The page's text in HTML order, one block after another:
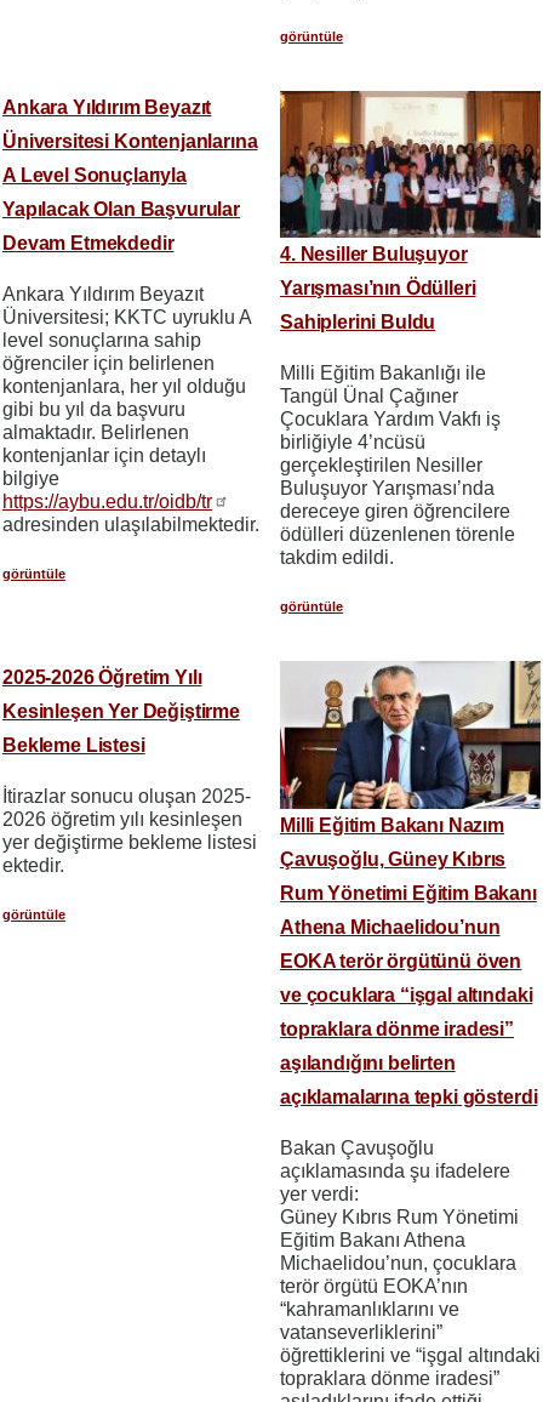
görüntüle
Ankara Yıldırım Beyazıt
Üniversitesi Kontenjanlarına
A Level Sonuçlarıyla
Yapılacak Olan Başvurular
Devam Etmekdedir
Ankara Yıldırım Beyazıt
Üniversitesi; KKTC uyruklu A
level sonuçlarına sahip
öğrenciler için belirlenen
kontenjanlara, her yıl olduğu
gibi bu yıl da başvuru
almaktadır. Belirlenen
kontenjanlar için detaylı
bilgiye
https://aybu.edu.tr/oidb/tr
adresinden ulaşılabilmektedir.
görüntüle
4. Nesiller Buluşuyor
Yarışması’nın Ödülleri
Sahiplerini Buldu
Milli Eğitim Bakanlığı ile
Tangül Ünal Çağıner
Çocuklara Yardım Vakfı iş
birliğiyle 4’ncüsü
gerçekleştirilen Nesiller
Buluşuyor Yarışması’nda
dereceye giren öğrencilere
ödülleri düzenlenen törenle
takdim edildi.
görüntüle
2025-2026 Öğretim Yılı
Kesinleşen Yer Değiştirme
Bekleme Listesi
İtirazlar sonucu oluşan 2025-
2026 öğretim yılı kesinleşen
yer değiştirme bekleme listesi
ektedir.
görüntüle
Milli Eğitim Bakanı Nazım
Çavuşoğlu, Güney Kıbrıs
Rum Yönetimi Eğitim Bakanı
Athena Michaelidou’nun
EOKA terör örgütünü öven
ve çocuklara “işgal altındaki
topraklara dönme iradesi”
aşılandığını belirten
açıklamalarına tepki gösterdi
Bakan Çavuşoğlu
açıklamasında şu ifadelere
yer verdi:
Güney Kıbrıs Rum Yönetimi
Eğitim Bakanı Athena
Michaelidou’nun, çocuklara
terör örgütü EOKA’nın
“kahramanlıklarını ve
vatanseverliklerini”
öğrettiklerini ve “işgal altındaki
topraklara dönme iradesi”